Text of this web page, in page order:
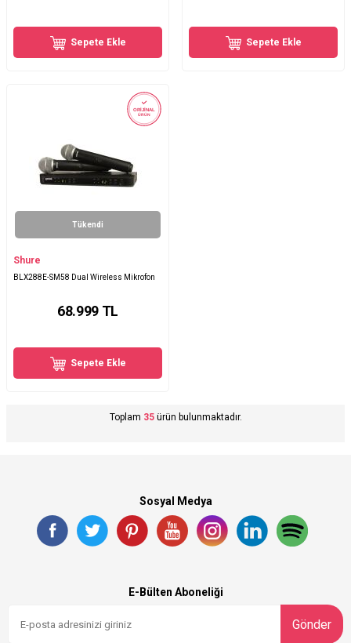
Sepete Ekle Sepete Ekle
Tükendi
ORİJİNAL
ÜRÜN
Shure
BLX288E-SM58 Dual Wireless Mikrofon
68.999TL
Sepete Ekle
Toplam 35ürün bulunmaktadır.
Sosyal Medya
E-Bülten Aboneliği
Gönder